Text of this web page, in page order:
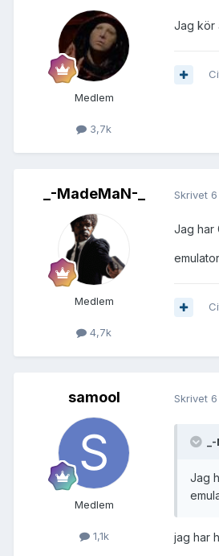
Medlem
3,7k
Jag kör
_-MadeMaN-_
Medlem
4,7k
Skrivet
Jag har
samool
Medlem
1,1k
Skrivet
Jag
jag har